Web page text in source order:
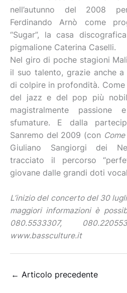
nell’autunno del 2008
Ferdinando Arnò come
“Sugar”, la casa
pigmalione Caterina Caselli.
Nel giro di poche stagioni
il suo talento, grazie anche
di colpire in profondità.
del jazz e del pop più
magistralmente
sfumature. E dalla
Sanremo del 2009 (con
Giuliano Sangiorgi dei
tracciato il percorso
giovane dalle grandi doti
L’inizio del concerto del 30
maggiori informazioni è
080.5533307,
www.bassculture.it
← Articolo precedente